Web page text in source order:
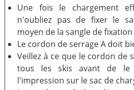
Une fois le chargement
n'oubliez pas de fixer le
moyen de la sangle de fixation
Le cordon de serrage A doit
Veillez à ce que le cordon de
tous les skis avant de le
l'impression sur le sac de